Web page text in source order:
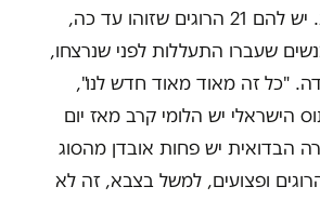
החברה היהודית. יש להם 21 הרוגים שזוהו עד כה,
שעברו התעללות לפני שנרצחו,
"כל זה מאוד מאוד חדש לנו",
הישראלי יש הלומי קרב מאז יום
הבדואית יש פחות אובדן מהסוג
ופצועים, למשל בצבא, זה לא